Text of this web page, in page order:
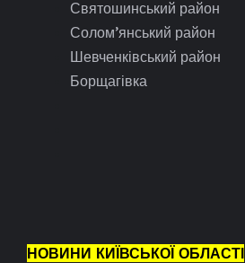
Святошинський район
Солом’янський район
Шевченківський район
Борщагівка
НОВИНИ КИЇВСЬКОЇ ОБЛАСТІ